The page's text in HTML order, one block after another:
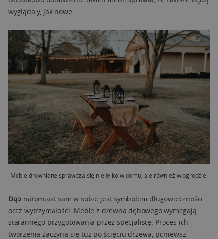
wyglądały, jak nowe.
Meble drewniane sprawdzą się nie tylko w domu, ale również w ogrodzie.
Dąb natomiast sam w sobie jest symbolem długowieczności
oraz wytrzymałości. Meble z drewna dębowego wymagają
starannego przygotowania przez specjalistę. Proces ich
tworzenia zaczyna się tuż po ścięciu drzewa, ponieważ